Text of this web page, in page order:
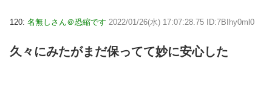
120: 名無しさん＠恐縮です 2022/01/26(水) 17:07:28.75 ID:7BIhy0ml0
久々にみたがまだ保ってて妙に安心した